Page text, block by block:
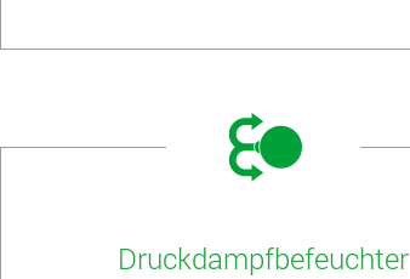
Druckdampfbefeuchter